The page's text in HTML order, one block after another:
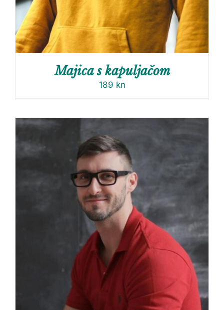
Majica s kapuljačom
189 kn